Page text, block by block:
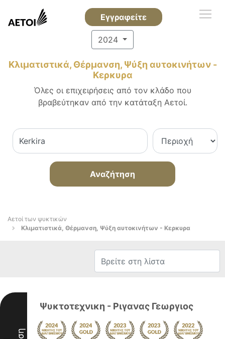
Εγγραφείτε
2024
Κλιματιστικά, Θέρμανση, Ψύξη αυτοκινήτων -
Κερκυρα
Όλες οι επιχειρήσεις από τον κλάδο που
βραβεύτηκαν από την κατάταξη Αετοί.
Αναζήτηση
Αετοί των ψυκτικών
Κλιματιστικά, Θέρμανση, Ψύξη αυτοκινήτων - Κερκυρα
Ψυκτοτεχνικη - Ριγανας Γεωργιος